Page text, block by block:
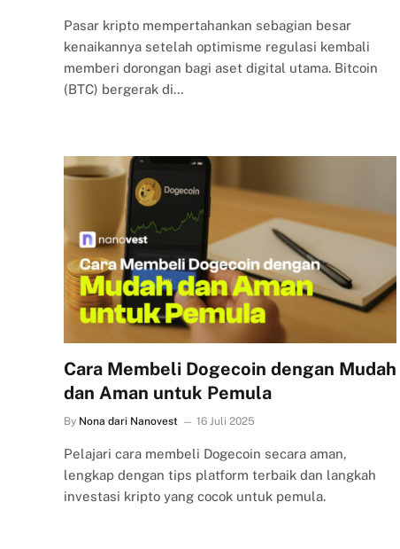
Pasar kripto mempertahankan sebagian besar
kenaikannya setelah optimisme regulasi kembali
memberi dorongan bagi aset digital utama. Bitcoin
(BTC) bergerak di…
Cara Membeli Dogecoin dengan Mudah
dan Aman untuk Pemula
By Nona dari Nanovest 16 Juli 2025
Pelajari cara membeli Dogecoin secara aman,
lengkap dengan tips platform terbaik dan langkah
investasi kripto yang cocok untuk pemula.